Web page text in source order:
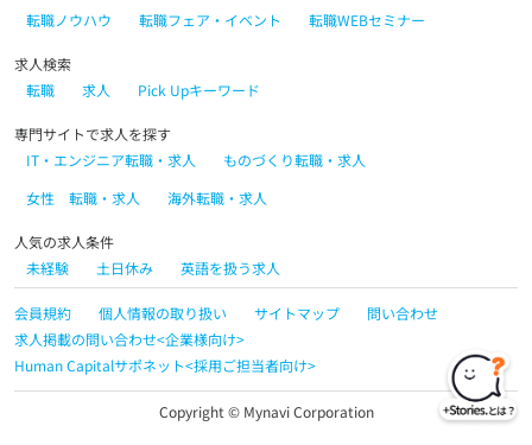
転職ノウハウ
転職フェア・イベント 転職WEBセミナー
求人検索
転職
求人 Pick Upキーワード
専門サイトで求人を探す
IT・エンジニア転職・求人
ものづくり転職・求人
女性 転職・求人
海外転職・求人
人気の求人条件
未経験
土日休み 英語を扱う求人
会員規約 個人情報の取り扱い サイトマップ
問い合わせ
求人掲載の問い合わせ<企業様向け>
Human Capitalサポネット<採用ご担当者向け>
Copyright © Mynavi Corporation